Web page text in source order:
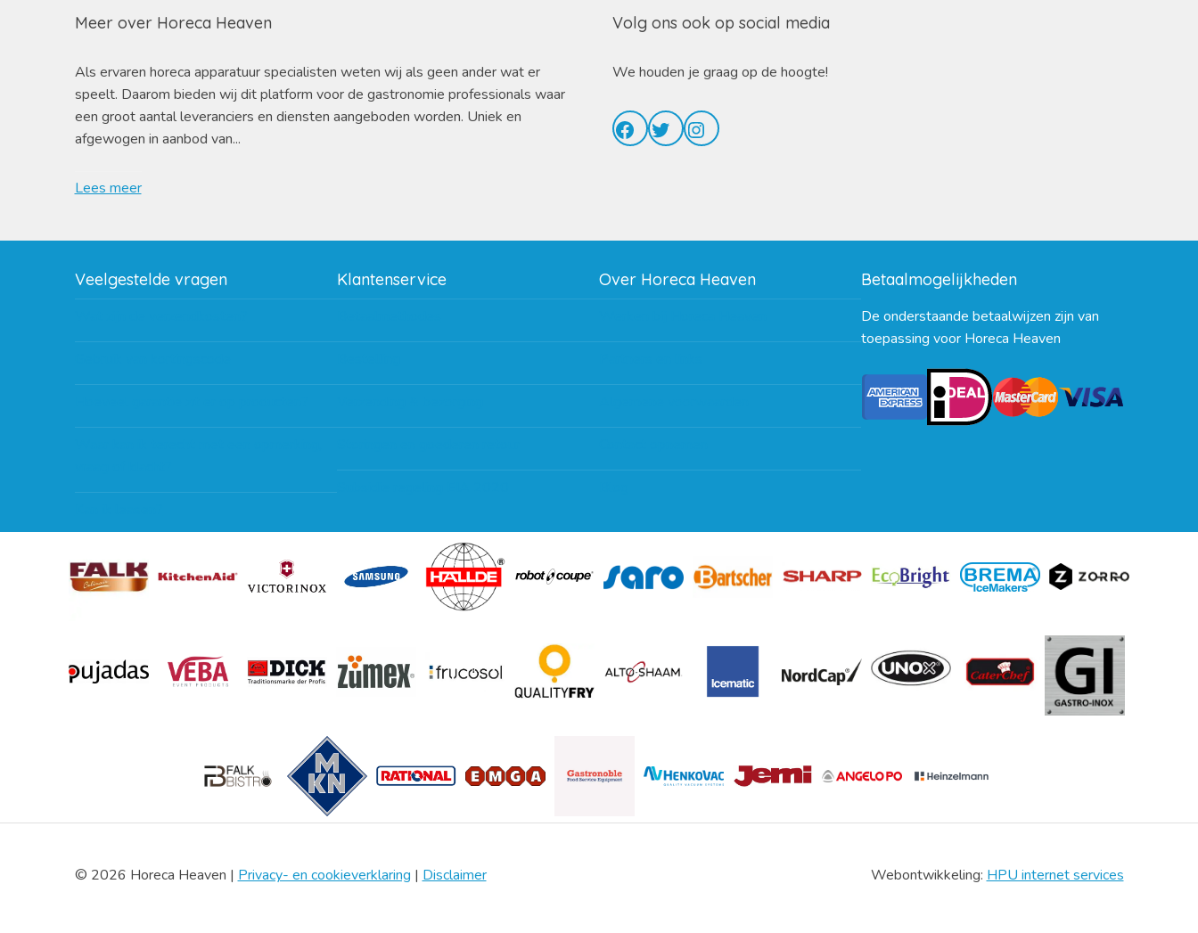
Meer over Horeca Heaven
Als ervaren horeca apparatuur specialisten weten wij als geen ander wat er
speelt. Daarom bieden wij dit platform voor de gastronomie professionals waar
een groot aantal leveranciers en diensten aangeboden worden. Uniek en
afgewogen in aanbod van...
Lees meer
Volg ons ook op social media
We houden je graag op de hoogte!
Facebook
TwitterInstagram
Veelgestelde vragen Klantenservice
Subsidie regeling EIA 2020
Over Horeca Heaven Betaalmogelijkheden
De onderstaande betaalwijzen zijn van
toepassing voor Horeca Heaven
© 2026 Horeca Heaven | Privacy- en cookieverklaring | Disclaimer Webontwikkeling: HPU internet services